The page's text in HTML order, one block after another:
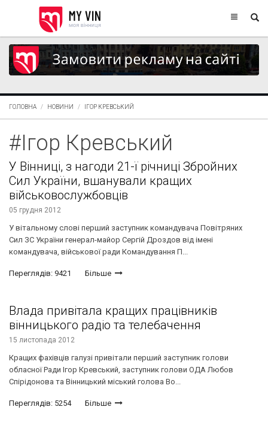
ГОЛОВНА НОВИНИ ІГОР КРЕВСЬКИЙ
#Ігор Кревський
У Вінниці, з нагоди 21-ї річниці Збройних
Сил України, вшанували кращих
військовослужбовців
05 грудня 2012
У вітальному слові перший заступник командувача Повітряних
Сил ЗС України генерал-майор Сергій Дроздов від імені
командувача, військової ради Командування П...
Переглядів: 9421 Більше
Влада привітала кращих працівників
вінницького радіо та телебачення
15 листопада 2012
Кращих фахівців галузі привітали перший заступник голови
обласної Ради Ігор Кревський, заступник голови ОДА Любов
Спірідонова та Вінницький міський голова Во...
Переглядів: 5254 Більше